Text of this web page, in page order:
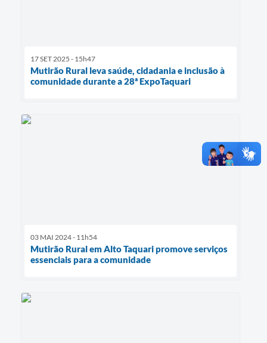
17 SET 2025 - 15h47
Mutirão Rural leva saúde, cidadania e inclusão à
comunidade durante a 28ª ExpoTaquari
03 MAI 2024 - 11h54
Mutirão Rural em Alto Taquari promove serviços
essenciais para a comunidade